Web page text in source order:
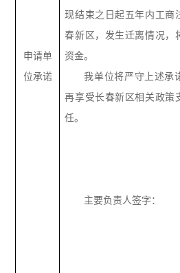
申请单
位承诺
现结束之日起五年内工商
春新区，发生迁离情况，
资金。
我单位将严守上述承
再享受长春新区相关政策
任。
主要负责人